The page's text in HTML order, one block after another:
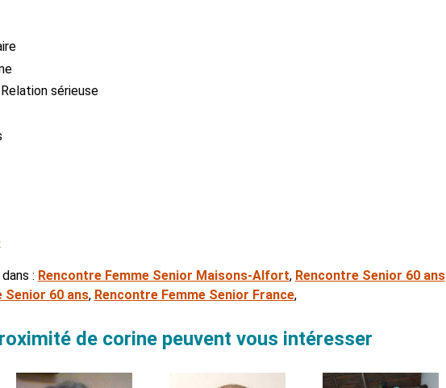
Relation sérieuse
: Rencontre Femme Senior Maisons-Alfort, Rencontre Senior 60 ans
Senior 60 ans, Rencontre Femme Senior France,
de corine peuvent vous intéresser